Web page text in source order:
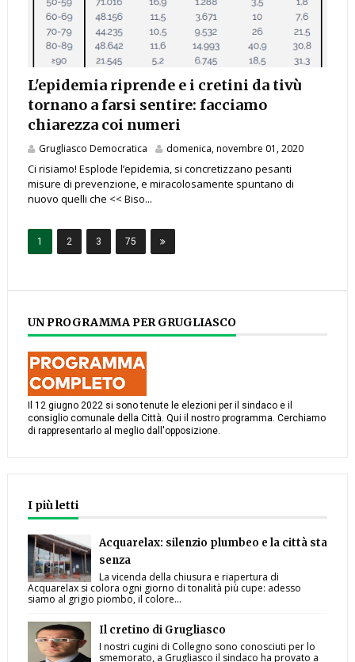
L'epidemia riprende e i cretini da tivù
tornano a farsi sentire: facciamo
chiarezza coi numeri
Grugliasco Democratica domenica, novembre 01, 2020
Ci risiamo! Esplode l’epidemia, si concretizzano pesanti
misure di prevenzione, e miracolosamente spuntano di
nuovo quelli che << Biso...
1 2 3 75
UN PROGRAMMA PER GRUGLIASCO
Il 12 giugno 2022 si sono tenute le elezioni per il sindaco e il
consiglio comunale della Città. Qui il nostro programma. Cerchiamo
di rappresentarlo al meglio dall'opposizione.
I più letti
Acquarelax: silenzio plumbeo e la città sta
senza
La vicenda della chiusura e riapertura di
Acquarelax si colora ogni giorno di tonalità più cupe: adesso
siamo al grigio piombo, il colore...
Il cretino di Grugliasco
I nostri cugini di Collegno sono conosciuti per lo
smemorato, a Grugliasco il sindaco ha provato a